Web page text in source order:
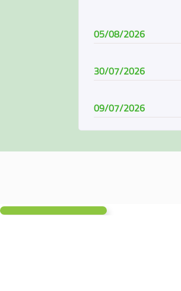
05/08/2026
30/07/2026
09/07/2026
04/06/2026